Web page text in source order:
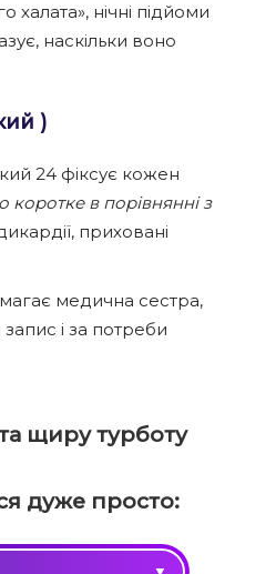
халата», нічні підйоми
наскільки воно
)
24 фіксує кожен
коротке в порівнянні з
приховані
медична сестра,
і за потреби
щиру турботу
дуже просто: